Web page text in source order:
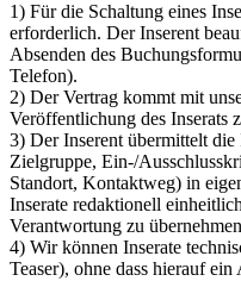
1) Für die Schaltung eines
erforderlich. Der Inserent
Absenden des
Telefon).
2) Der Vertrag kommt mit
Veröffentlichung des Inserats
3) Der Inserent übermittelt die
Zielgruppe, Ein-/
Standort, Kontaktweg) in
Inserate redaktionell
Verantwortung zu
4) Wir können Inserate
Teaser), ohne dass hierauf ein